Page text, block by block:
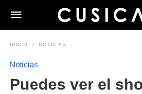
INICIO NOTICIAS
Noticias
Puedes ver el